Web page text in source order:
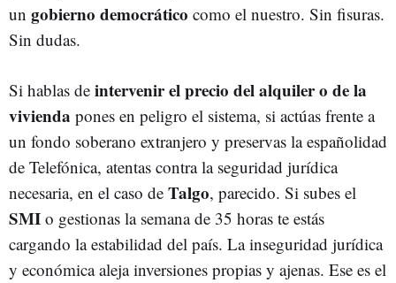
un gobierno democrático como el nuestro. Sin fisuras.
Sin dudas.
Si hablas de intervenir el precio del alquiler o de la
vivienda pones en peligro el sistema, si actúas frente a
un fondo soberano extranjero y preservas la españolidad
de Telefónica, atentas contra la seguridad jurídica
necesaria, en el caso de Talgo, parecido. Si subes el
SMI o gestionas la semana de 35 horas te estás
cargando la estabilidad del país. La inseguridad jurídica
y económica aleja inversiones propias y ajenas. Ese es el